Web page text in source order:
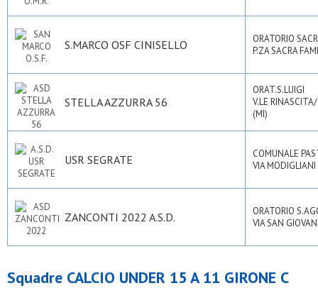
S.MARCO OSF CINISELLO
ORATORIO
P.ZA SACRA
STELLA AZZURRA 56
ORAT.S.LUIGI
V.LE
(MI)
USR SEGRATE
COMUNALE
VIA
ZANCONTI 2022 A.S.D.
ORATORIO
VIA SAN
Squadre CALCIO UNDER 15 A 11 GIRONE C